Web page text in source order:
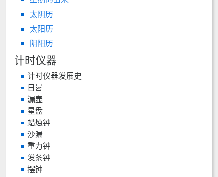
太阴历
太阳历
阴阳历
计时仪器
计时仪器发展史
日晷
漏壶
星盘
蜡烛钟
沙漏
重力钟
发条钟
摆钟